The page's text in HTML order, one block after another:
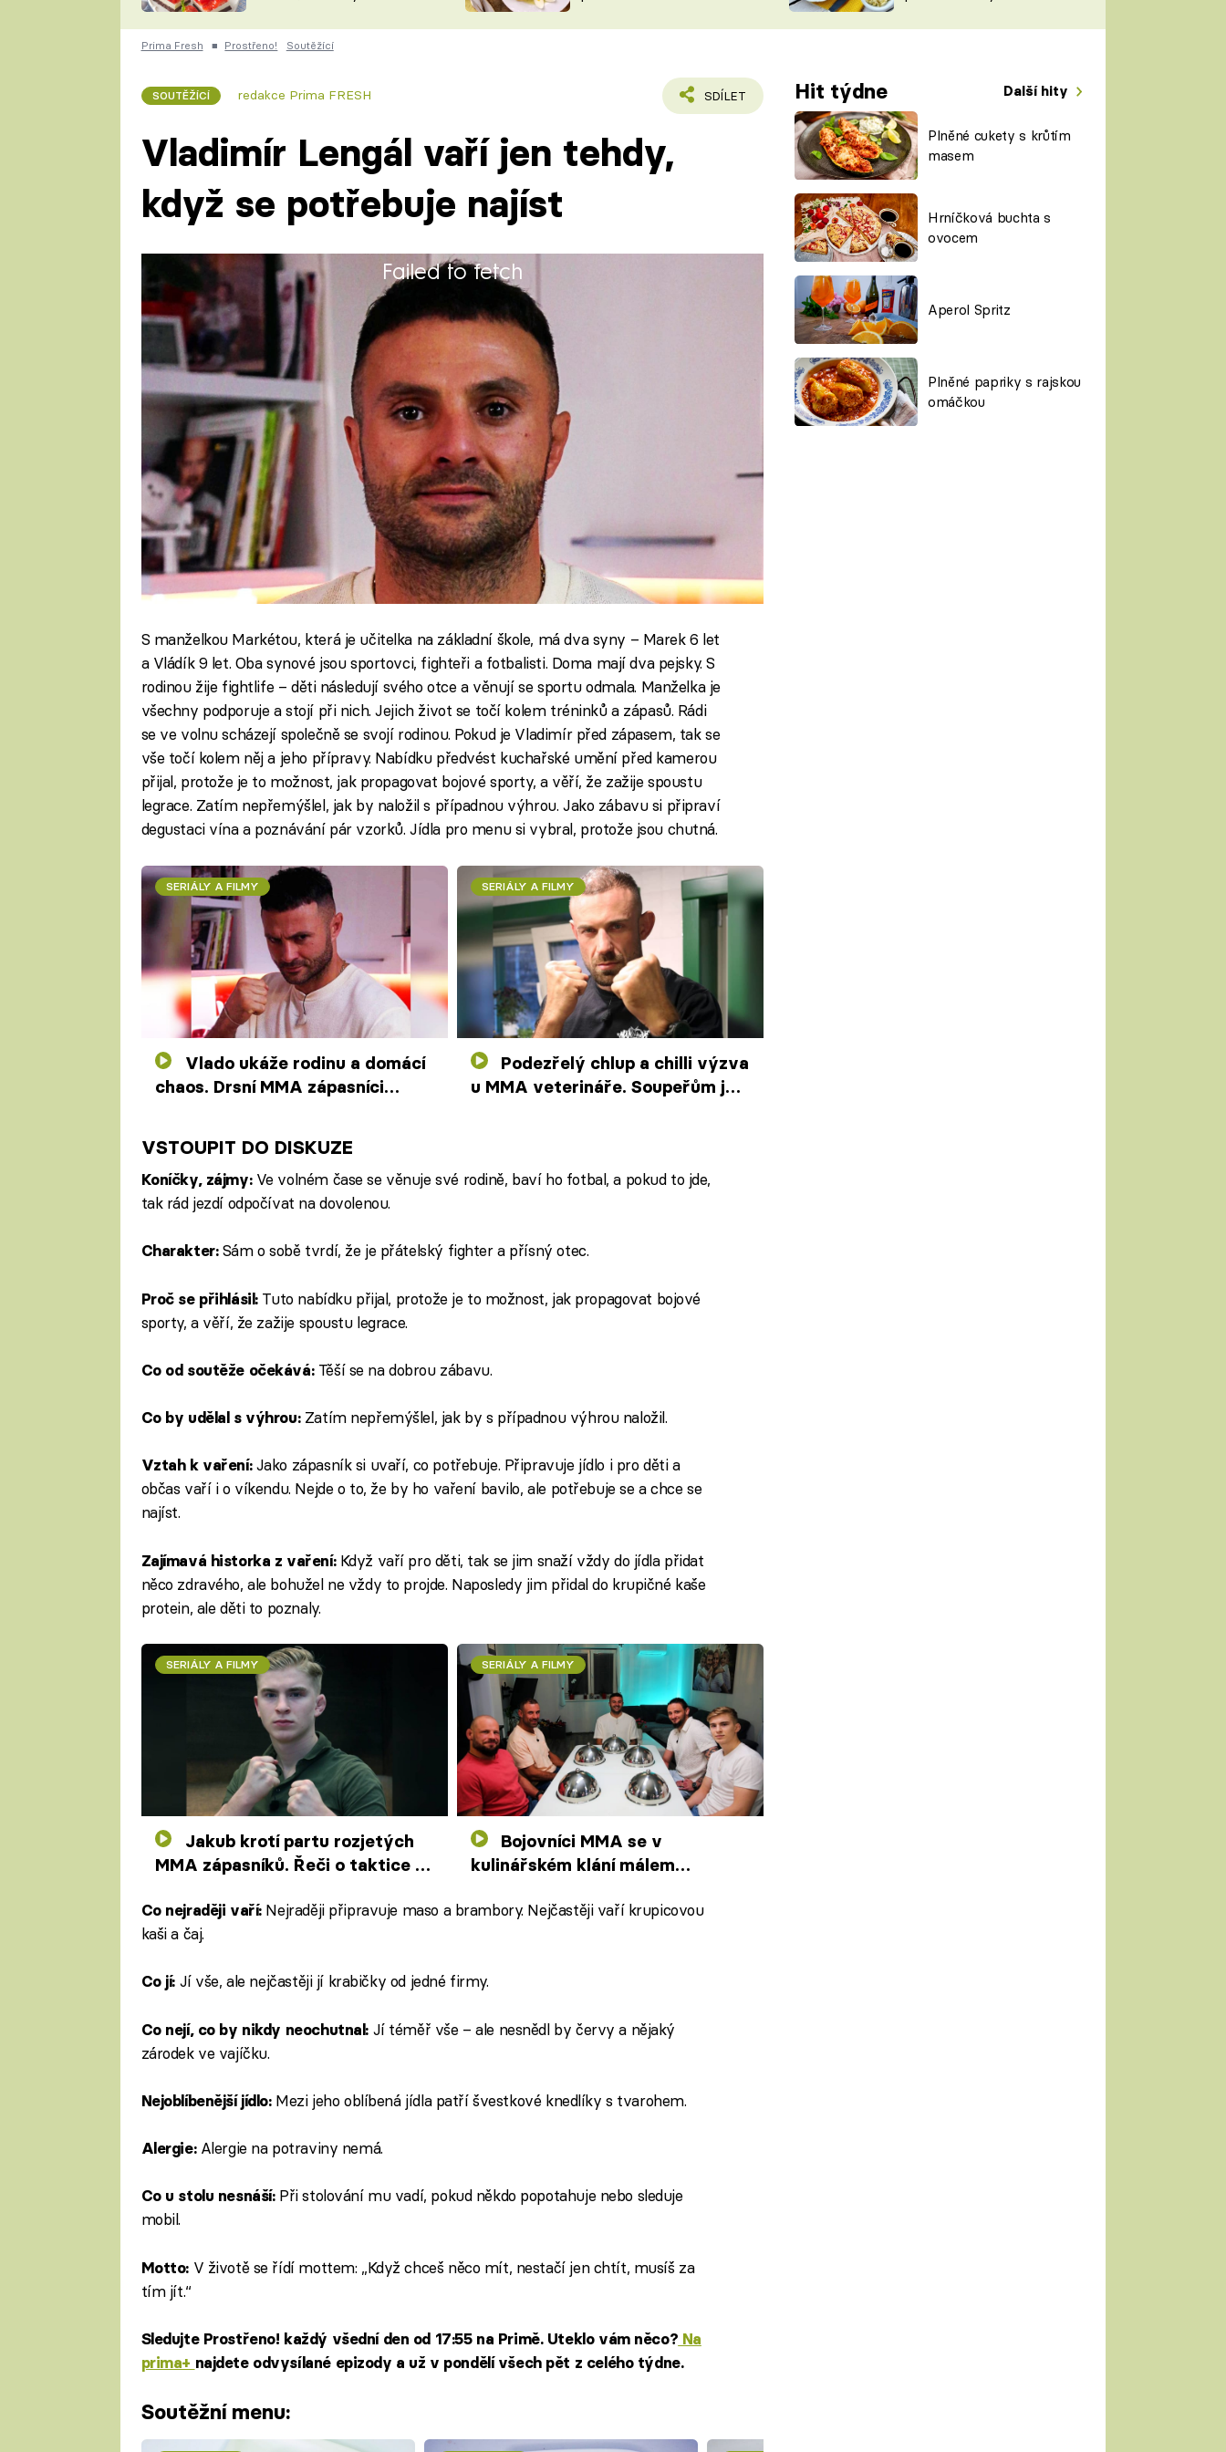
ČESKO NA TALÍŘI
KUCHAŘKA
VYCHYTÁVKY
ŠÉFREDAKTORKY
ČASOPIS
Prima Fresh ■ Prostřeno! Soutěžící
SOUTĚŽÍCÍ redakce Prima FRESH SDÍLET Hit týdne Další hity
Plněné cukety s krůtím
masem
Hrníčková buchta s
ovocem
Aperol Spritz
Plněné papriky s rajskou
omáčkou
Vladimír Lengál vaří jen tehdy,
když se potřebuje najíst
Failed to fetch
Vladimír (37) má školu života, pracoval jako bezpečnostní manažer.
Nyní je profesionální fighter.
S manželkou Markétou, která je učitelka na základní škole, má dva syny – Marek 6 let
a Vládík 9 let. Oba synové jsou sportovci, fighteři a fotbalisti. Doma mají dva pejsky. S
rodinou žije fightlife – děti následují svého otce a věnují se sportu odmala. Manželka je
všechny podporuje a stojí při nich. Jejich život se točí kolem tréninků a zápasů. Rádi
se ve volnu scházejí společně se svojí rodinou. Pokud je Vladimír před zápasem, tak se
vše točí kolem něj a jeho přípravy. Nabídku předvést kuchařské umění před kamerou
přijal, protože je to možnost, jak propagovat bojové sporty, a věří, že zažije spoustu
legrace. Zatím nepřemýšlel, jak by naložil s případnou výhrou. Jako zábavu si připraví
degustaci vína a poznávání pár vzorků. Jídla pro menu si vybral, protože jsou chutná.
SERIÁLY A FILMY
chaos. Drsní MMA zápasníci
SERIÁLY A FILMY
u MMA veterináře. Soupeřům je
VSTOUPIT DO DISKUZE
Koníčky, zájmy: Ve volném čase se věnuje své rodině, baví ho fotbal, a pokud to jde,
tak rád jezdí odpočívat na dovolenou.
Charakter:Sám o sobě tvrdí, že je přátelský fighter a přísný otec.
Proč se přihlásil: Tuto nabídku přijal, protože je to možnost, jak propagovat bojové
sporty, a věří, že zažije spoustu legrace.
Co od soutěže očekává:Těší se na dobrou zábavu.
Co by udělal s výhrou: Zatím nepřemýšlel, jak by s případnou výhrou naložil.
Vztah k vaření: Jako zápasník si uvaří, co potřebuje. Připravuje jídlo i pro děti a
občas vaří i o víkendu. Nejde o to, že by ho vaření bavilo, ale potřebuje se a chce se
najíst.
Zajímavá historka z vaření: Když vaří pro děti, tak se jim snaží vždy do jídla přidat
něco zdravého, ale bohužel ne vždy to projde. Naposledy jim přidal do krupičné kaše
protein, ale děti to poznaly.
SERIÁLY A FILMY
MMA zápasníků. Řeči o taktice a
SERIÁLY A FILMY
kulinářském klání málem
ve vztek
Co nejraději vaří: Nejraději připravuje maso a brambory. Nejčastěji vaří krupicovou
kaši a čaj.
Co jí:Jí vše, ale nejčastěji jí krabičky od jedné firmy.
Co nejí, co by nikdy neochutnal: Jí téměř vše – ale nesnědl by červy a nějaký
zárodek ve vajíčku.
Nejoblíbenější jídlo: Mezi jeho oblíbená jídla patří švestkové knedlíky s tvarohem.
Alergie: Alergie na potraviny nemá.
Co u stolu nesnáší:Při stolování mu vadí, pokud někdo popotahuje nebo sleduje
mobil.
Motto: V životě se řídí mottem: „Když chceš něco mít, nestačí jen chtít, musíš za
tím jít.“
Sledujte Prostřeno! každý všední den od 17:55 na Primě. Uteklo vám něco? Na
prima+ najdete odvysílané epizody a už v pondělí všech pět z celého týdne.
Soutěžní menu: